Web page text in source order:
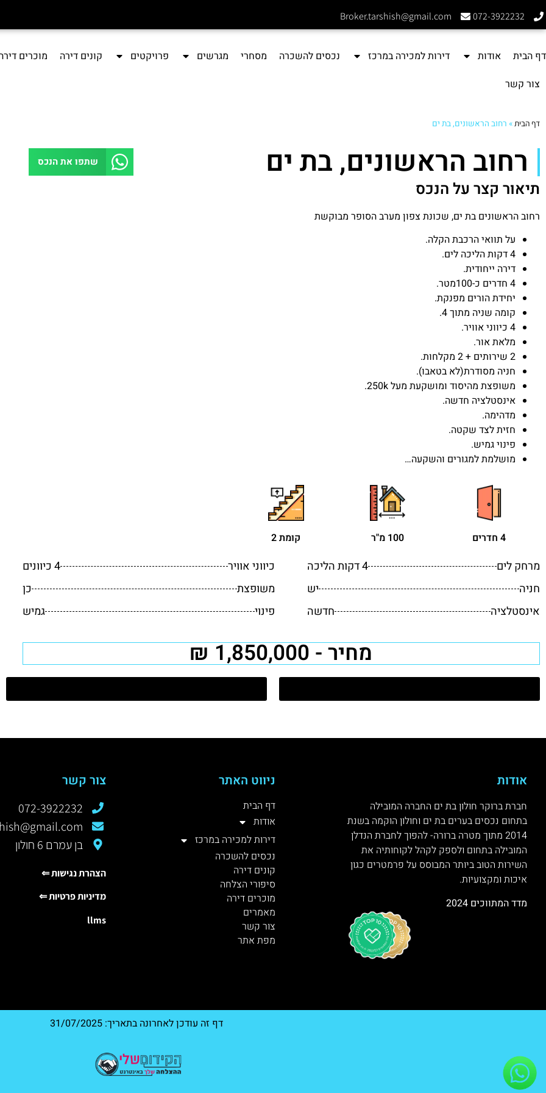
072-3922232
Broker.tarshish@gmail.com
דף הבית אודות דירות למכירה במרכז נכסים להשכרה מסחרי מגרשים פרויקטים קונים דירה
מוכרים
צור קשר
דף הבית» רחוב הראשונים, בת ים
רחוב הראשונים, בת ים שתפו את הנכס
תיאור קצר על הנכס
רחוב הראשונים בת ים, שכונת צפון מערב הסופר מבוקשת
על תוואי הרכבת הקלה.
4 דקות הליכה לים.
דירה ייחודית.
4 חדרים כ-100מטר.
יחידת הורים מפנקת.
קומה שניה מתוך 4.
4 כיווני אוויר.
מלאת אור.
2 שירותים + 2 מקלחות.
חניה מסודרת(לא בטאבו).
משופצת מהיסוד ומושקעת מעל 250k.
אינסטלציה חדשה.
מדהימה.
חזית לצד שקטה.
פינוי גמיש.
מושלמת למגורים והשקעה…
4 חדרים 100 מ"ר קומת 2
מרחק לים
4 דקות הליכה
חניה
יש
אינסטלציה
חדשה
כיווני אוויר
4 כיוונים
משופצת
כן
פינוי
גמיש
מחיר - 1,850,000 ₪
אודות
חברת ברוקר חולון בת ים החברה המובילה
בתחום נכסים בערים בת ים וחולון הוקמה בשנת
2014 מתוך מטרה ברורה- להפוך לחברת הנדלן
המובילה בתחום ולספק לקהל לקוחותיה את
השירות הטוב ביותר המבוסס על פרמטרים כגון
איכות ומקצועיות.
מדד המתווכים 2024
ניווט האתר
דף הבית
אודות
דירות למכירה במרכז
נכסים להשכרה
קונים דירה
סיפורי הצלחה
מוכרים דירה
מאמרים
צור קשר
מפת אתר
צור קשר
072-3922232
בן עמרם 6 חולון
הצהרת נגישות ⇐
מדיניות פרטיות ⇐
llms
דף זה עודכן לאחרונה בתאריך: 31/07/2025